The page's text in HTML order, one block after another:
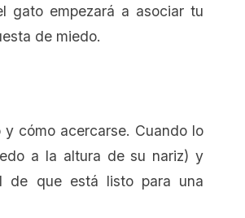
gato empezará a asociar tu
de miedo.
cómo acercarse. Cuando lo
a la altura de su nariz) y
de que está listo para una